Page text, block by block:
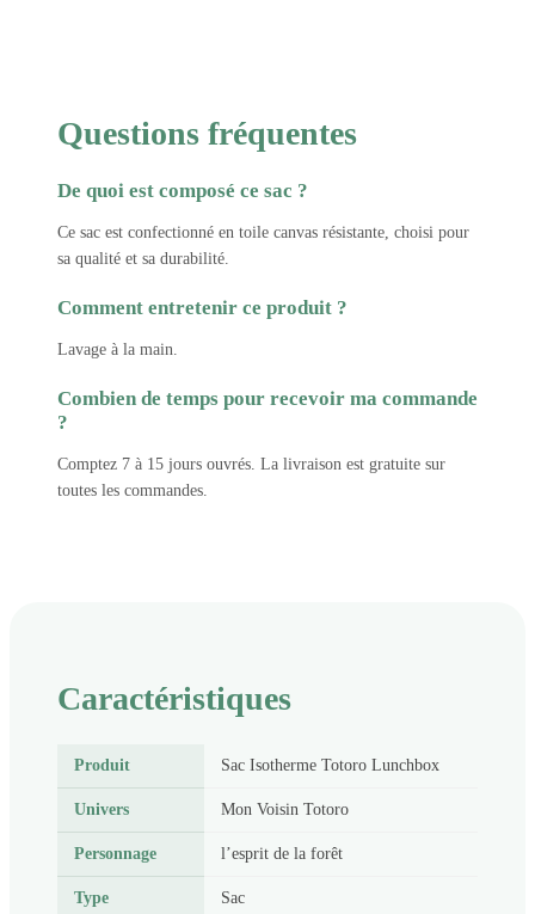
Questions fréquentes
De quoi est composé ce sac ?
Ce sac est confectionné en toile canvas résistante, choisi pour
sa qualité et sa durabilité.
Comment entretenir ce produit ?
Lavage à la main.
Combien de temps pour recevoir ma commande
?
Comptez 7 à 15 jours ouvrés. La livraison est gratuite sur
toutes les commandes.
Caractéristiques
Produit Sac Isotherme Totoro Lunchbox
Univers Mon Voisin Totoro
Personnage l’esprit de la forêt
Type Sac